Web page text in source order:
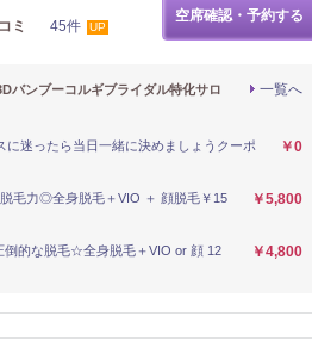
ミ 45件 UP
空席確認・予約する
一覧へ
バンブーコルギブライダル特化サロ
に迷ったら当日一緒に決めましょうクーポ
￥0
毛力◎全身脱毛＋VIO ＋ 顔脱毛￥15
￥5,800
倒的な脱毛☆全身脱毛＋VIO or 顔 12
￥4,800